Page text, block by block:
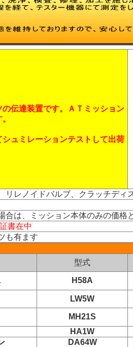
伝達装置です。ＡＴミッション
ュミレーションテストして出荷
リレノイドバルブ、クラッチディ
合は、ミッション本体のみの価格
書在中
も有ます
型式
H58A
LW5W
MH21S
HA1W
DA64W